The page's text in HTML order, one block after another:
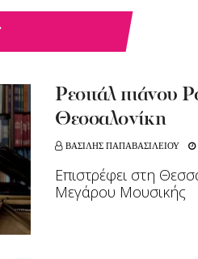
Ρεσιτάλ πιάνου
Θεσσαλονίκη
ΒΑΣΙΛΗΣ ΠΑΠΑΒΑΣΙΛΕΙΟΥ
Eπιστρέφει στη
Μεγάρου Μουσικής